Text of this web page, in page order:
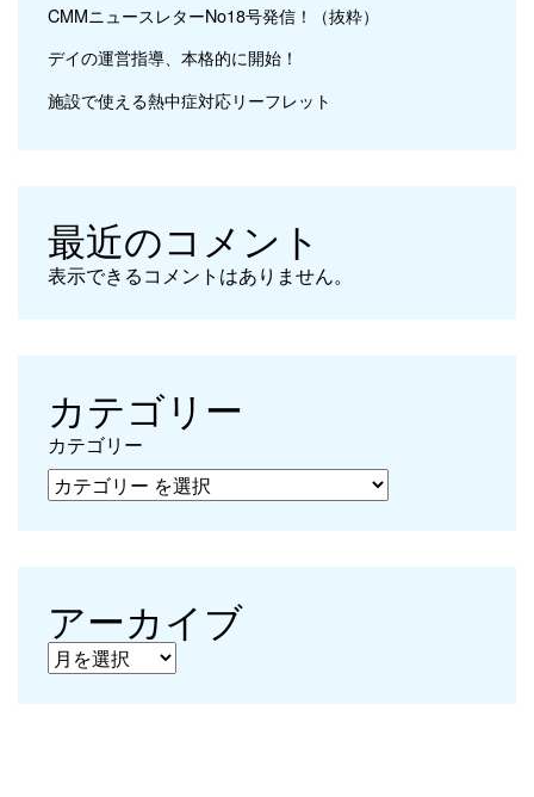
CMMニュースレターNo18号発信！（抜粋）
デイの運営指導、本格的に開始！
施設で使える熱中症対応リーフレット
最近のコメント
表示できるコメントはありません。
カテゴリー
カテゴリー
アーカイブ
アーカイブ